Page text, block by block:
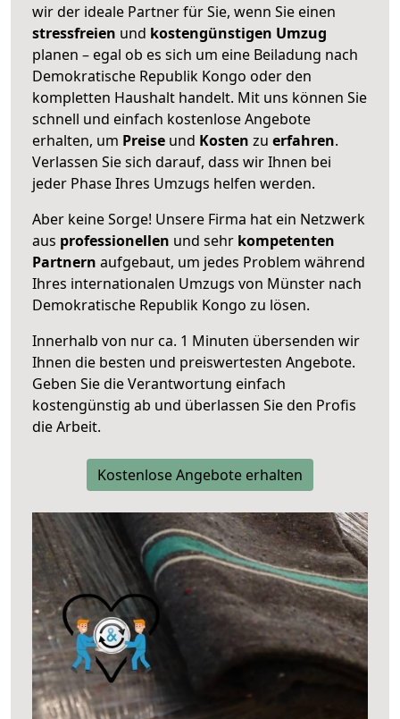
wir der ideale Partner für Sie, wenn Sie einen
stressfreien und kostengünstigen Umzug
planen – egal ob es sich um eine Beiladung nach
Demokratische Republik Kongo oder den
kompletten Haushalt handelt. Mit uns können Sie
schnell und einfach kostenlose Angebote
erhalten, um Preise und Kosten zu erfahren.
Verlassen Sie sich darauf, dass wir Ihnen bei
jeder Phase Ihres Umzugs helfen werden.
Aber keine Sorge! Unsere Firma hat ein Netzwerk
aus professionellen und sehr kompetenten
Partnern aufgebaut, um jedes Problem während
Ihres internationalen Umzugs von Münster nach
Demokratische Republik Kongo zu lösen.
Innerhalb von nur ca. 1 Minuten übersenden wir
Ihnen die besten und preiswertesten Angebote.
Geben Sie die Verantwortung einfach
kostengünstig ab und überlassen Sie den Profis
die Arbeit.
Kostenlose Angebote erhalten